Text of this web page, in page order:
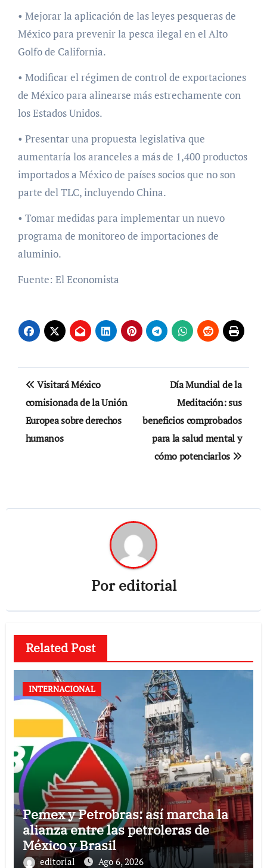
• Mejorar la aplicación de las leyes pesqueras de
México para prevenir la pesca ilegal en el Alto
Golfo de California.
• Modificar el régimen de control de exportaciones
de México para alinearse más estrechamente con
los Estados Unidos.
• Presentar una propuesta legislativa que
aumentaría los aranceles a más de 1,400 productos
importados a México de países socios que no son
parte del TLC, incluyendo China.
• Tomar medidas para implementar un nuevo
programa de monitoreo de importaciones de
aluminio.
Fuente: El Economista
Navegación
de
entradas
Visitará México
comisionada de la Unión
Europea sobre derechos
humanos
Día Mundial de la
Meditación: sus
beneficios comprobados
para la salud mental y
cómo potenciarlos
Poreditorial
Related Post
INTERNACIONAL
Pemex y Petrobras: así marcha la
alianza entre las petroleras de
México y Brasil
editorial Ago 6, 2026